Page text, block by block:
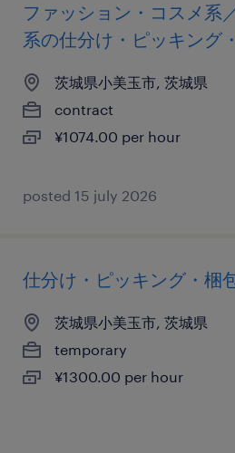
ファッション・コスメ系
系の仕分け・ピッキング
茨城県小美玉市, 茨城県
contract
¥1074.00 per hour
posted 15 july 2026
仕分け・ピッキング・梱
茨城県小美玉市, 茨城県
temporary
¥1300.00 per hour